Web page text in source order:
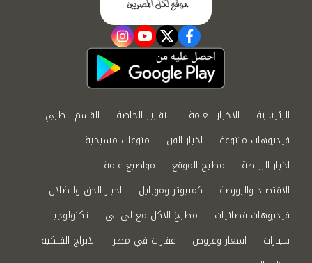
facebook
twitter
youtube
instagram
الرئيسية الاخبار العامة التقارير الخاصة
القسم الطبي
فيديوهات متنوعة
اخبار الفن
منوعات مسيحية
اخبار الرياضة
مطبخ الموقع
مواضيع عامة
الاقتصاد والبورصة
كمبيوتر وموبايل
اخبار الحق والضلال
فيديوهات فضائيات
مطبخ الاكل مع لى لى
تكنولوجيا
سيارات
اسعار وعروض عقارات في مصر
الابراج الفلكية